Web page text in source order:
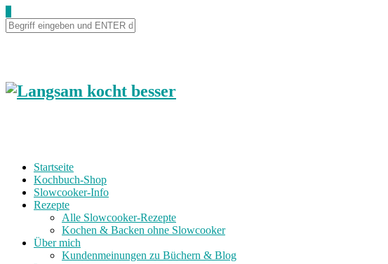
to
Recipe
Startseite
Kochbuch-Shop
Slowcooker-Info
Rezepte
Alle Slowcooker-Rezepte
Kochen & Backen ohne Slowcooker
Über mich
Kundenmeinungen zu Büchern & Blog